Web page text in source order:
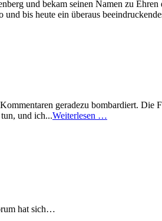
und bekam seinen Namen zu
bis heute ein überaus
geradezu bombardiert.
und ich...Weiterlesen …
hat sich…